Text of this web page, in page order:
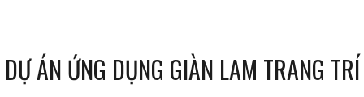
DỰ ÁN ỨNG DỤNG GIÀN LAM TRANG TRÍ